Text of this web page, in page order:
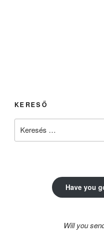
KERESŐ
Have you
Will you